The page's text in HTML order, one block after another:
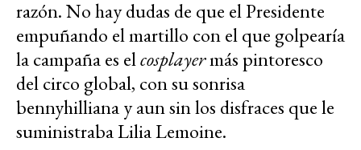
razón. No hay dudas de que el Presidente
empuñando el martillo con el que golpearía
la campaña es elcosplayermás pintoresco
del circo global, con su sonrisa
bennyhilliana y aun sin los disfraces que le
suministraba Lilia Lemoine.